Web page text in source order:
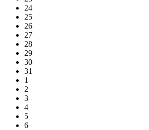
24
25
26
27
28
29
30
31
1
2
3
4
5
6